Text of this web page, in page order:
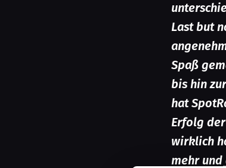
Last but
Spaß
bis hin
hat
Erfolg
wirklich
mehr und